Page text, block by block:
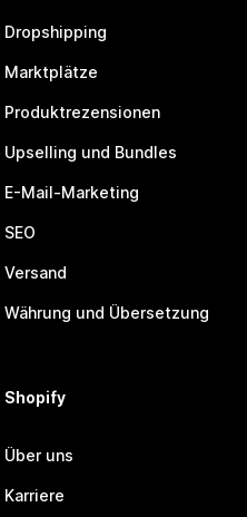
Dropshipping
Marktplätze
Produktrezensionen
Upselling und Bundles
E-Mail-Marketing
SEO
Versand
Währung und Übersetzung
Shopify
Über uns
Karriere